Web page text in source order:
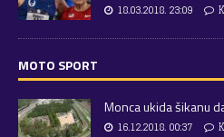
18.03.2018. 23:09
MOTO SPORT
Monca ukida šikanu
16.12.2018. 00:37